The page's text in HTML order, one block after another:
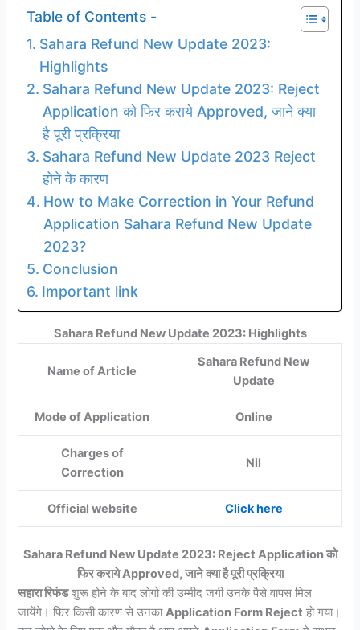
Table of Contents -
Sahara Refund New Update 2023:
Highlights
Sahara Refund New Update 2023: Reject
Application को फिर कराये Approved, जाने क्या
है पूरी प्रक्रिया
Sahara Refund New Update 2023 Reject
होने के कारण
How to Make Correction in Your Refund
Application Sahara Refund New Update
2023?
Conclusion
Important link
Sahara Refund New Update 2023: Highlights
Name of Article
Sahara Refund New
Update
Mode of Application Online
Charges of
Correction
Nil
Official website Click here
Sahara Refund New Update 2023: Reject Application को
फिर कराये Approved, जाने क्या है पूरी प्रक्रिया
सहारा रिफंडशुरू होने के बाद लोगो की उम्मीद जगी उनके पैसे वापस मिल
जायेंगे। फिर किसी कारण से उनकाApplication Form Reject हो गया।